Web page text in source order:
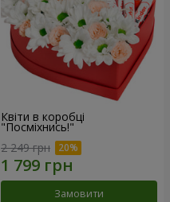
Квіти в коробці
"Посміхнись!"
2 249 грн
Замовити